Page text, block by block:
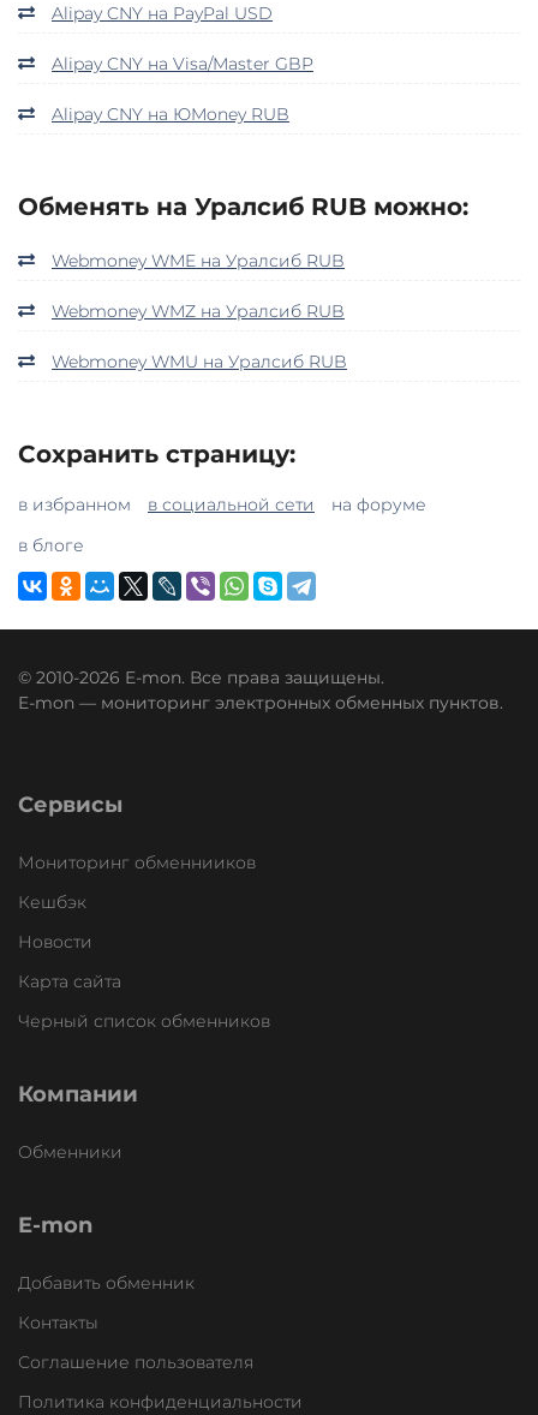
Alipay CNY на PayPal USD
Alipay CNY на Visa/Master GBP
Alipay CNY на ЮMoney RUB
Обменять на Уралсиб RUB можно:
Webmoney WME на Уралсиб RUB
Webmoney WMZ на Уралсиб RUB
Webmoney WMU на Уралсиб RUB
Сохранить страницу:
в избранном в социальной сети
на форуме
в блоге
© 2010-2026 E-mon. Все права защищены.
E-mon — мониторинг электронных обменных пунктов.
Сервисы
Мониторинг обменнииков
Кешбэк
Новости
Карта сайта
Черный список обменников
Компании
Обменники
E-mon
Добавить обменник
Контакты
Соглашение пользователя
Политика конфиденциальности